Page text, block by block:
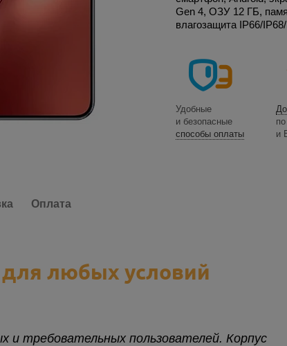
Gen 4, ОЗУ 12 ГБ,
влагозащита IP66/
Удобные
и безопасные
способы оплаты
и
Оплата
любых условий
требовательных пользователей. Корпус